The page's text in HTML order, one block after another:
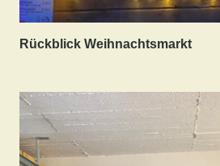
Rückblick Weihnachtsmarkt